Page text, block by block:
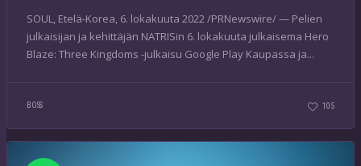
SOUL, Etelä-Korea, 6. lokakuuta 2022 /PRNewswire/ — Pelien
julkaisijan ja kehittäjän NATRISin 6. lokakuuta julkaisema Hero
Blaze: Three Kingdoms -julkaisu Google Play Kaupassa ja...
BOSS 105